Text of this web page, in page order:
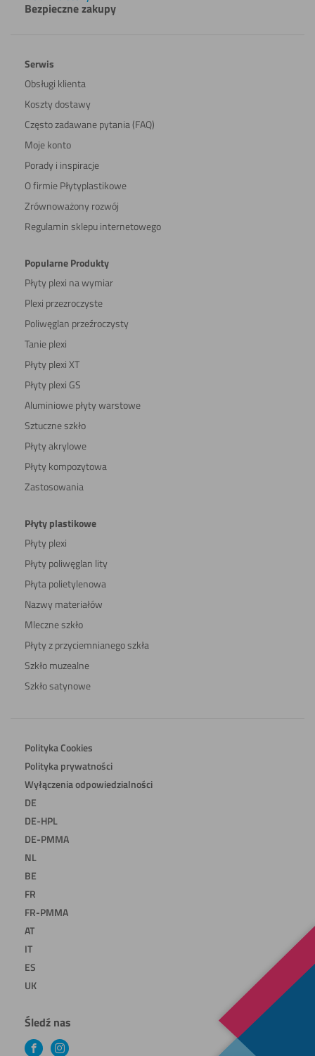
Bezpieczne zakupy
Serwis
Obsługi klienta
Koszty dostawy
Często zadawane pytania (FAQ)
Moje konto
Porady i inspiracje
O firmie Płytyplastikowe
Zrównoważony rozwój
Regulamin sklepu internetowego
Popularne Produkty
Płyty plexi na wymiar
Plexi przezroczyste
Poliwęglan przeźroczysty
Tanie plexi
Płyty plexi XT
Płyty plexi GS
Aluminiowe płyty warstowe
Sztuczne szkło
Płyty akrylowe
Płyty kompozytowa
Zastosowania
Płyty plastikowe
Płyty plexi
Płyty poliwęglan lity
Płyta polietylenowa
Nazwy materiałów
Mleczne szkło
Płyty z przyciemnianego szkła
Szkło muzealne
Szkło satynowe
Polityka Cookies
Polityka prywatności
Wyłączenia odpowiedzialności
DE
DE-HPL
DE-PMMA
NL
BE
FR
FR-PMMA
AT
IT
ES
UK
Śledź nas